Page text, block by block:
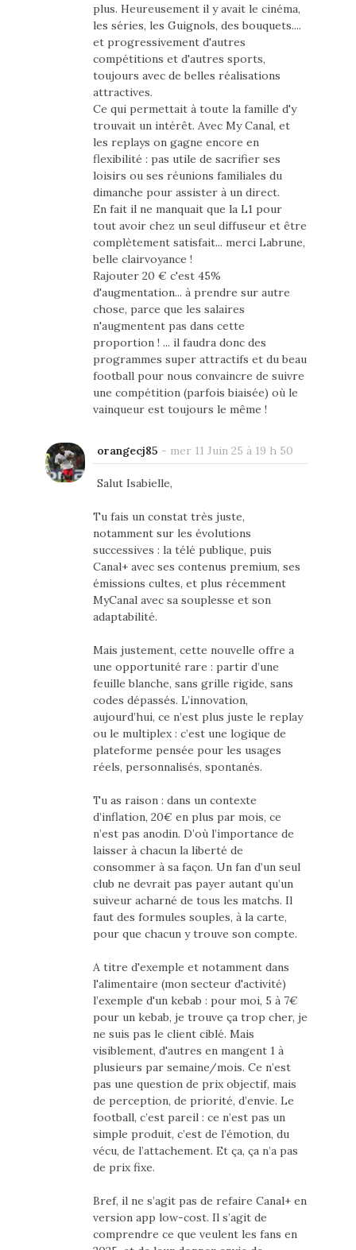
plus. Heureusement il y avait le cinéma,
les séries, les Guignols, des bouquets....
et progressivement d'autres
compétitions et d'autres sports,
toujours avec de belles réalisations
attractives.
Ce qui permettait à toute la famille d'y
trouvait un intérêt. Avec My Canal, et
les replays on gagne encore en
flexibilité : pas utile de sacrifier ses
loisirs ou ses réunions familiales du
dimanche pour assister à un direct.
En fait il ne manquait que la L1 pour
tout avoir chez un seul diffuseur et être
complètement satisfait... merci Labrune,
belle clairvoyance !
Rajouter 20 € c'est 45%
d'augmentation... à prendre sur autre
chose, parce que les salaires
n'augmentent pas dans cette
proportion ! ... il faudra donc des
programmes super attractifs et du beau
football pour nous convaincre de suivre
une compétition (parfois biaisée) où le
vainqueur est toujours le même !
orangecj85 - mer 11 Juin 25 à 19 h 50
Salut Isabielle,
Tu fais un constat très juste,
notamment sur les évolutions
successives : la télé publique, puis
Canal+ avec ses contenus premium, ses
émissions cultes, et plus récemment
MyCanal avec sa souplesse et son
adaptabilité.
Mais justement, cette nouvelle offre a
une opportunité rare : partir d’une
feuille blanche, sans grille rigide, sans
codes dépassés. L’innovation,
aujourd’hui, ce n’est plus juste le replay
ou le multiplex : c’est une logique de
plateforme pensée pour les usages
réels, personnalisés, spontanés.
Tu as raison : dans un contexte
d’inflation, 20€ en plus par mois, ce
n’est pas anodin. D’où l’importance de
laisser à chacun la liberté de
consommer à sa façon. Un fan d’un seul
club ne devrait pas payer autant qu’un
suiveur acharné de tous les matchs. Il
faut des formules souples, à la carte,
pour que chacun y trouve son compte.
A titre d'exemple et notamment dans
l'alimentaire (mon secteur d'activité)
l’exemple d'un kebab : pour moi, 5 à 7€
pour un kebab, je trouve ça trop cher, je
ne suis pas le client ciblé. Mais
visiblement, d'autres en mangent 1 à
plusieurs par semaine/mois. Ce n’est
pas une question de prix objectif, mais
de perception, de priorité, d’envie. Le
football, c’est pareil : ce n’est pas un
simple produit, c’est de l’émotion, du
vécu, de l’attachement. Et ça, ça n’a pas
de prix fixe.
Bref, il ne s’agit pas de refaire Canal+ en
version app low-cost. Il s’agit de
comprendre ce que veulent les fans en